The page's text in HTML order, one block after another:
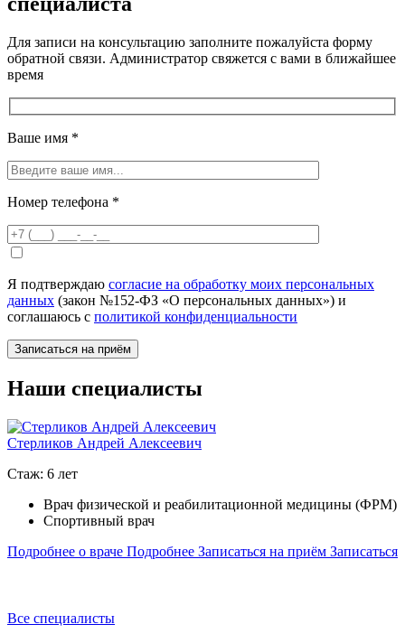
Для записи на консультацию заполните пожалуйста форму
обратной связи. Администратор свяжется с вами в ближайшее
время
Ваше имя *
Номер телефона *
Я подтверждаю согласие на обработку моих персональных
данных (закон №152-ФЗ «О персональных данных») и
соглашаюсь с политикой конфиденциальности
Наши специалисты
Стерликов Андрей Алексеевич
Стаж: 6 лет
Врач физической и реабилитационной медицины (ФРМ)
Спортивный врач
Подробнее о враче Подробнее Записаться на приём Записаться
Все специалисты